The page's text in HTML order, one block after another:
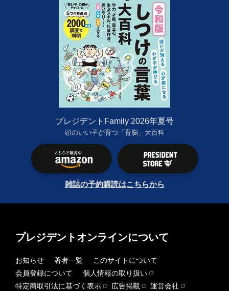
プレジデントFamily 2026年夏号
頭のいい子が育つ「育脳」大百科
雑誌の予約購読はこちらから
プレジデントオンラインについて
お知らせ 著者一覧
このサイトについて
会員登録について
個人情報の取り扱い
特定商取引法に基づく表示
広告掲載
運営会社